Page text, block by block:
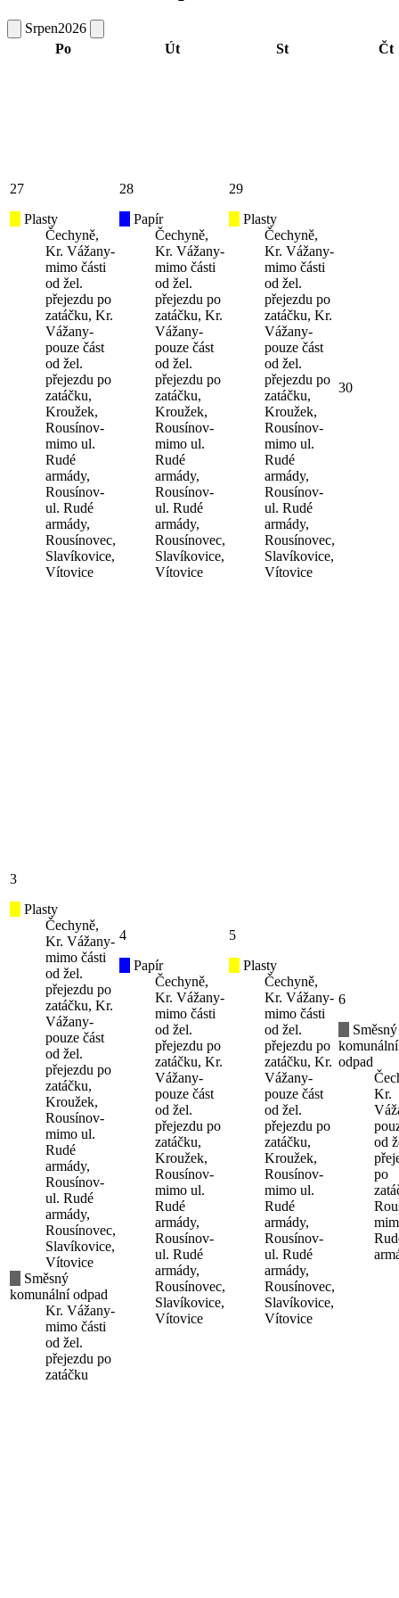
Srpen2026
Po
Út St Čt
27
Plasty
Čechyně,
Kr. Vážany-
mimo části
od žel.
přejezdu po
zatáčku, Kr.
Vážany-
pouze část
od žel.
přejezdu po
zatáčku,
Kroužek,
Rousínov-
mimo ul.
Rudé
armády,
Rousínov-
ul. Rudé
armády,
Rousínovec,
Slavíkovice,
Vítovice
28
Papír
Čechyně,
Kr. Vážany-
mimo části
od žel.
přejezdu po
zatáčku, Kr.
Vážany-
pouze část
od žel.
přejezdu po
zatáčku,
Kroužek,
Rousínov-
mimo ul.
Rudé
armády,
Rousínov-
ul. Rudé
armády,
Rousínovec,
Slavíkovice,
Vítovice
29
Plasty
Čechyně,
Kr. Vážany-
mimo části
od žel.
přejezdu po
zatáčku, Kr.
Vážany-
pouze část
od žel.
přejezdu po
zatáčku,
Kroužek,
Rousínov-
mimo ul.
Rudé
armády,
Rousínov-
ul. Rudé
armády,
Rousínovec,
Slavíkovice,
Vítovice
30
3
Plasty
Čechyně,
Kr. Vážany-
mimo části
od žel.
přejezdu po
zatáčku, Kr.
Vážany-
pouze část
od žel.
přejezdu po
zatáčku,
Kroužek,
Rousínov-
mimo ul.
Rudé
armády,
Rousínov-
ul. Rudé
armády,
Rousínovec,
Slavíkovice,
Vítovice
Směsný
komunální odpad
Kr. Vážany-
mimo části
od žel.
přejezdu po
zatáčku
4
Papír
Čechyně,
Kr. Vážany-
mimo části
od žel.
přejezdu po
zatáčku, Kr.
Vážany-
pouze část
od žel.
přejezdu po
zatáčku,
Kroužek,
Rousínov-
mimo ul.
Rudé
armády,
Rousínov-
ul. Rudé
armády,
Rousínovec,
Slavíkovice,
Vítovice
5
Plasty
Čechyně,
Kr. Vážany-
mimo části
od žel.
přejezdu po
zatáčku, Kr.
Vážany-
pouze část
od žel.
přejezdu po
zatáčku,
Kroužek,
Rousínov-
mimo ul.
Rudé
armády,
Rousínov-
ul. Rudé
armády,
Rousínovec,
Slavíkovice,
Vítovice
6
Směsný
komunální
odpad
Kr.
od
po